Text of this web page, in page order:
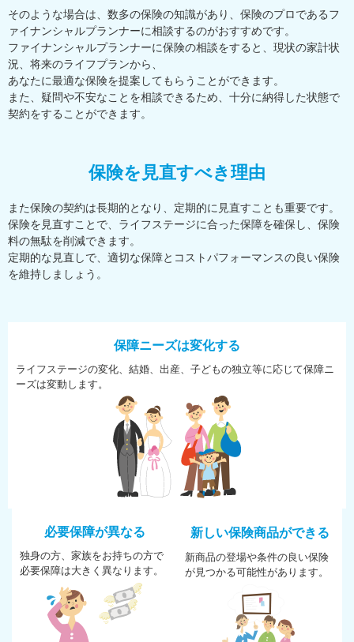
そのような場合は、数多の保険の知識があり、保険のプロであるフ
ァイナンシャルプランナーに相談するのがおすすめです。
ファイナンシャルプランナーに保険の相談をすると、現状の家計状
況、将来のライフプランから、
あなたに最適な保険を提案してもらうことができます。
また、疑問や不安なことを相談できるため、十分に納得した状態で
契約をすることができます。
保険を見直すべき理由
また保険の契約は長期的となり、定期的に見直すことも重要です。
保険を見直すことで、ライフステージに合った保障を確保し、保険
料の無駄を削減できます。
定期的な見直しで、適切な保障とコストパフォーマンスの良い保険
を維持しましょう。
保障ニーズは変化する
ライフステージの変化、結婚、 出産、子どもの独立等に応じて保障ニ
ーズは変動します。
必要保障が異なる
独身の方、家族をお持ちの方で
必要保障は大きく異なります。
新しい保険商品ができる
新商品の登場や条件の良い保険
が見つかる可能性があります。